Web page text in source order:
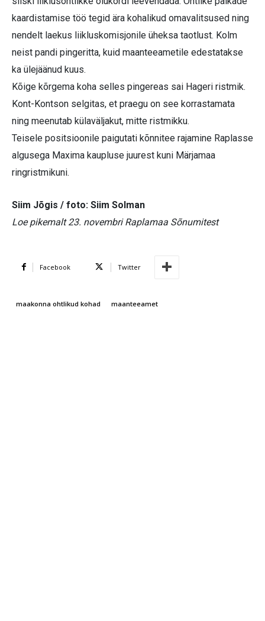
kaardistamise töö tegid ära kohalikud omavalitsused ning
nendelt laekus liikluskomisjonile üheksa taotlust. Kolm
neist pandi pingeritta, kuid maanteeametile edestatakse
ka ülejäänud kuus.
Kõige kõrgema koha selles pingereas sai Hageri ristmik.
Kont-Kontson selgitas, et praegu on see korrastamata
ning meenutab külaväljakut, mitte ristmikku.
Teisele positsioonile paigutati kõnnitee rajamine Raplasse
algusega Maxima kaupluse juurest kuni Märjamaa
ringristmikuni.
Siim Jõgis / foto: Siim Solman
Loe pikemalt 23. novembri Raplamaa Sõnumitest
Facebook Twitter
maakonna ohtlikud kohad maanteeamet